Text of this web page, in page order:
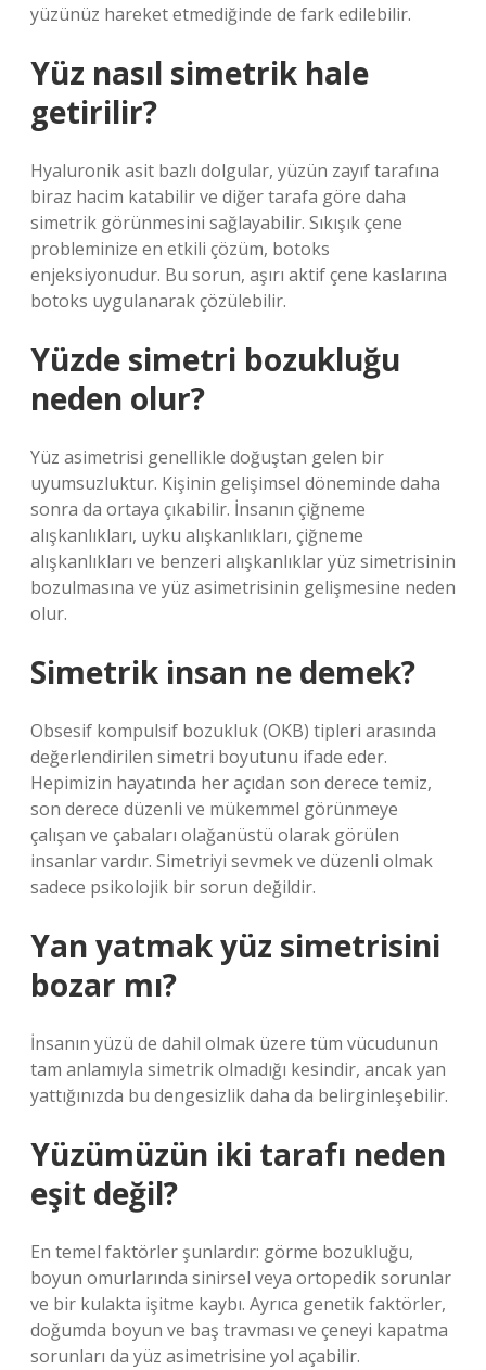
yüzünüz hareket etmediğinde de fark edilebilir.
Yüz nasıl simetrik hale
getirilir?
Hyaluronik asit bazlı dolgular, yüzün zayıf tarafına
biraz hacim katabilir ve diğer tarafa göre daha
simetrik görünmesini sağlayabilir. Sıkışık çene
probleminize en etkili çözüm, botoks
enjeksiyonudur. Bu sorun, aşırı aktif çene kaslarına
botoks uygulanarak çözülebilir.
Yüzde simetri bozukluğu
neden olur?
Yüz asimetrisi genellikle doğuştan gelen bir
uyumsuzluktur. Kişinin gelişimsel döneminde daha
sonra da ortaya çıkabilir. İnsanın çiğneme
alışkanlıkları, uyku alışkanlıkları, çiğneme
alışkanlıkları ve benzeri alışkanlıklar yüz simetrisinin
bozulmasına ve yüz asimetrisinin gelişmesine neden
olur.
Simetrik insan ne demek?
Obsesif kompulsif bozukluk (OKB) tipleri arasında
değerlendirilen simetri boyutunu ifade eder.
Hepimizin hayatında her açıdan son derece temiz,
son derece düzenli ve mükemmel görünmeye
çalışan ve çabaları olağanüstü olarak görülen
insanlar vardır. Simetriyi sevmek ve düzenli olmak
sadece psikolojik bir sorun değildir.
Yan yatmak yüz simetrisini
bozar mı?
İnsanın yüzü de dahil olmak üzere tüm vücudunun
tam anlamıyla simetrik olmadığı kesindir, ancak yan
yattığınızda bu dengesizlik daha da belirginleşebilir.
Yüzümüzün iki tarafı neden
eşit değil?
En temel faktörler şunlardır: görme bozukluğu,
boyun omurlarında sinirsel veya ortopedik sorunlar
ve bir kulakta işitme kaybı. Ayrıca genetik faktörler,
doğumda boyun ve baş travması ve çeneyi kapatma
sorunları da yüz asimetrisine yol açabilir.